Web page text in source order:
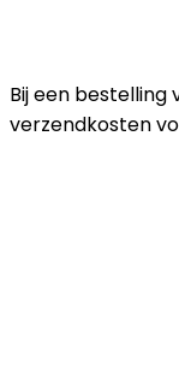
Bij een bestelling
verzendkosten